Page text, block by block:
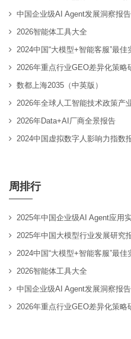
中国企业级AI Agent发展洞察报
2026智能体工具大全
2024中国“大模型+智能客服”最
2026年重点行业GEO差异化策略
数都上海2035（中英版）
2026年全球人工智能技术政策产
2026年Data+AI厂商全景报告
2024中国虚拟数字人影响力指数
周排行
2025年中国企业级AI Agent应用
2025年中国大模型行业发展研究
2024中国“大模型+智能客服”最
2026智能体工具大全
中国企业级AI Agent发展洞察报
2026年重点行业GEO差异化策略